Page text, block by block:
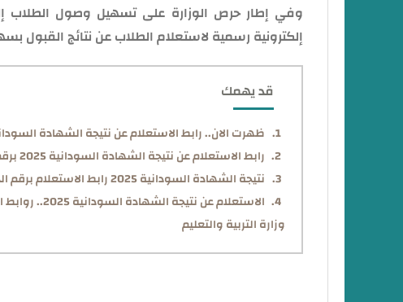
وفي إطار حرص الوزارة على تسهيل وصول الطلاب إلى
إلكترونية رسمية لاستعلام الطلاب عن نتائج القبول
قد يهمك
ظهرت الان.. رابط الاستعلام عن نتيجة الشهادة
رابط الاستعلام عن نتيجة الشهادة السودانية 2025 برقم الجلوس عبر موقع وزارة التربية والتعليم
نتيجة الشهادة السودانية 2025 رابط الاستعلام برقم الجلوس من هنا
الاستعلام
وزارة التربية والتعليم